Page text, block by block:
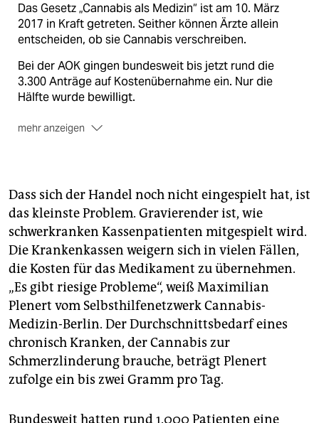
Das Gesetz „Cannabis als Medizin“ ist am 10. März
2017 in Kraft getreten. Seither können Ärzte allein
entscheiden, ob sie Cannabis verschreiben.
Bei der AOK gingen bundesweit bis jetzt rund die
3.300 Anträge auf Kostenübernahme ein. Nur die
Hälfte wurde bewilligt.
mehr anzeigen
medizinischen Anwendung – sagen wir mal, in zwei bis
fünf Jahren – wird man merken, dass die Leute nicht
scharenweise Schäden erleiden“, so Jonitz. „Der
nächste Schritt wäre dann ein liberaler Umgang mit
Cannabis, unter der Voraussetzung einer strikten
Altersgrenze.“(plu)
Dass sich der Handel noch nicht eingespielt hat, ist
das kleinste Problem. Gravierender ist, wie
schwerkranken Kassenpatienten mitgespielt wird.
Die Krankenkassen weigern sich in vielen Fällen,
die Kosten für das Medikament zu übernehmen.
„Es gibt riesige Probleme“, weiß Maximilian
Plenert vom Selbsthilfenetzwerk Cannabis-
Medizin-Berlin. Der Durchschnittsbedarf eines
chronisch Kranken, der Cannabis zur
Schmerzlinderung brauche, beträgt Plenert
zufolge ein bis zwei Gramm pro Tag.
Bundesweit hatten rund 1.000 Patienten eine